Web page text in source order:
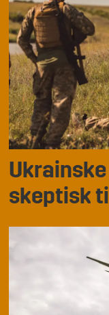
skeptisk